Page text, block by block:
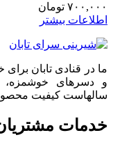
۷۰۰,۰۰۰ تومان
اطلاعات بیشتر
ما در قنادی تابان
و دسرهای خوشمزه،
سالهاست کیفیت
خدمات